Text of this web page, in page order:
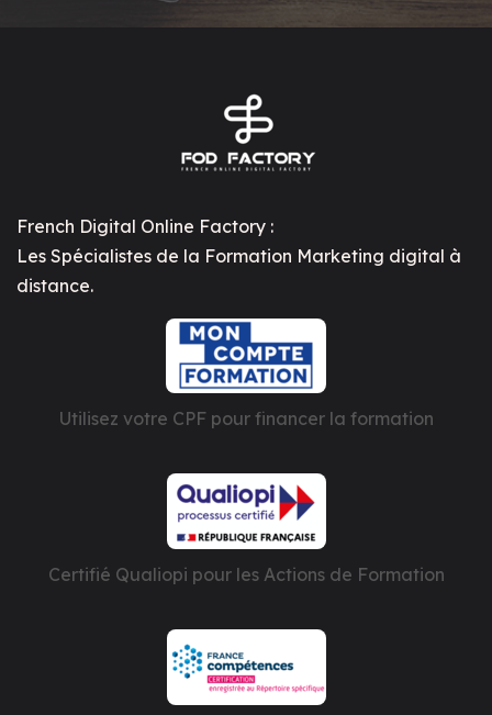
French Digital Online Factory :
Les Spécialistes de la Formation Marketing digital à
distance.
Utilisez votre CPF pour financer la formation
Certifié Qualiopi pour les Actions de Formation